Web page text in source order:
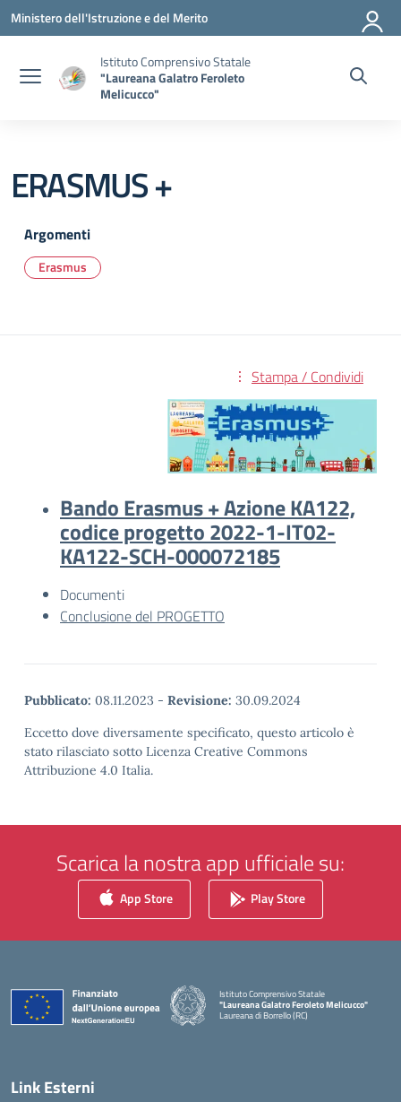
Vai ai contenuti
Vai al menu di navigazione
Vai al footer
Ministero dell'Istruzione e del Merito
Istituto Comprensivo Statale
"Laureana Galatro Feroleto
Melicucco"
ERASMUS +
Argomenti
Erasmus
Stampa / Condividi
Bando Erasmus + Azione KA122,
codice progetto 2022-1-IT02-
KA122-SCH-000072185
Documenti
Conclusione del PROGETTO
Pubblicato: 08.11.2023 - Revisione: 30.09.2024
Eccetto dove diversamente specificato, questo articolo è
stato rilasciato sotto Licenza Creative Commons
Attribuzione 4.0 Italia.
Scarica la nostra app ufficiale su:
App Store Play Store
Istituto Comprensivo Statale
"Laureana Galatro Feroleto Melicucco"
Laureana di Borrello (RC)
Link Esterni